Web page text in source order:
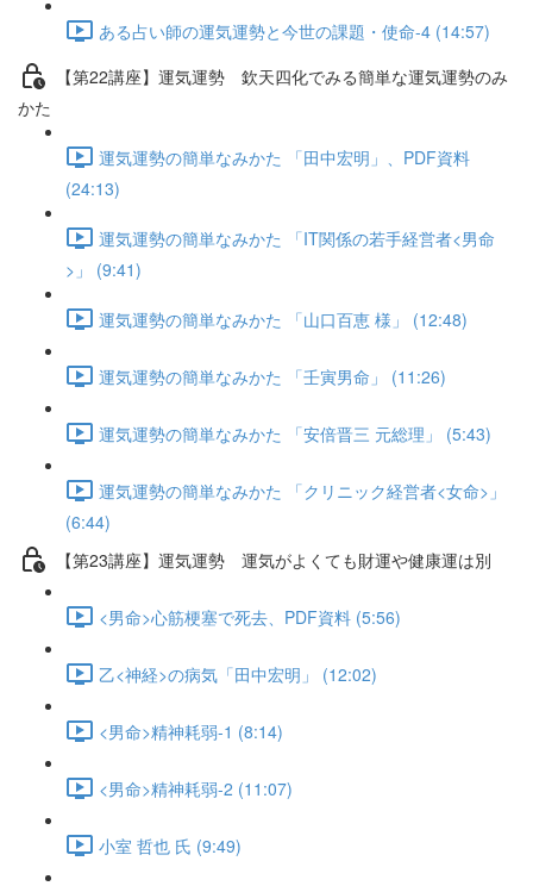
ある占い師の運気運勢と今世の課題・使命-4 (14:57)
【第22講座】運気運勢 欽天四化でみる簡単な運気運勢のみ
かた
運気運勢の簡単なみかた 「田中宏明」、PDF資料
(24:13)
運気運勢の簡単なみかた 「IT関係の若手経営者<男命
>」 (9:41)
運気運勢の簡単なみかた 「山口百恵 様」 (12:48)
運気運勢の簡単なみかた 「壬寅男命」 (11:26)
運気運勢の簡単なみかた 「安倍晋三 元総理」 (5:43)
運気運勢の簡単なみかた 「クリニック経営者<女命>」
(6:44)
【第23講座】運気運勢 運気がよくても財運や健康運は別
<男命>心筋梗塞で死去、PDF資料 (5:56)
乙<神経>の病気「田中宏明」 (12:02)
<男命>精神耗弱-1 (8:14)
<男命>精神耗弱-2 (11:07)
小室 哲也 氏 (9:49)